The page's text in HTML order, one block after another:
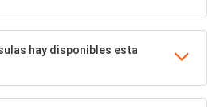
hay disponibles esta